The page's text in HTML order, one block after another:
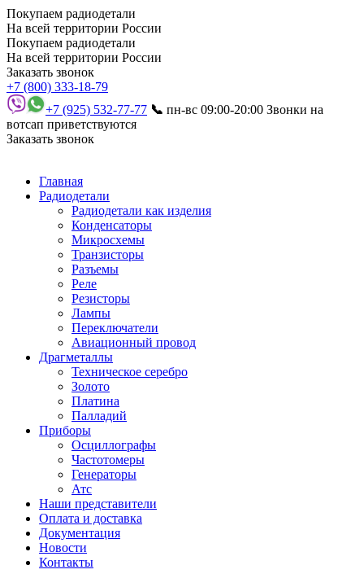
Покупаем радиодетали
На всей территории России
Покупаем радиодетали
На всей территории России
Заказать звонок
+7 (800) 333-18-79
+7 (925) 532-77-77 📞 пн-вс 09:00-20:00 Звонки на
вотсап приветствуются
Заказать звонок
Главная
Радиодетали
Радиодетали как изделия
Конденсаторы
Микросхемы
Транзисторы
Разъемы
Реле
Резисторы
Лампы
Переключатели
Авиационный провод
Драгметаллы
Техническое серебро
Золото
Платина
Палладий
Приборы
Осциллографы
Частотомеры
Генераторы
Атс
Наши представители
Оплата и доставка
Документация
Новости
Контакты